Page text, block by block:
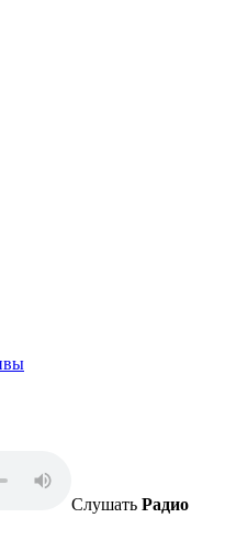
Слушать Радио